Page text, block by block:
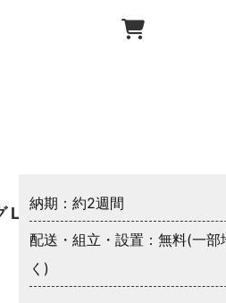
LED
納期：約2週間
配送・組立・設置：無料(一部
く)